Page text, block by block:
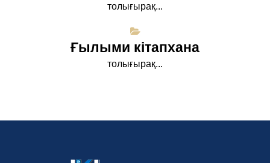
толығырақ...
Ғылыми кітапхана
толығырақ...